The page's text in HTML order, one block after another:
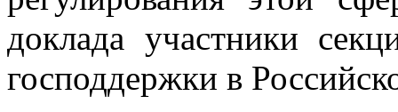
доклада участники
господдержки в